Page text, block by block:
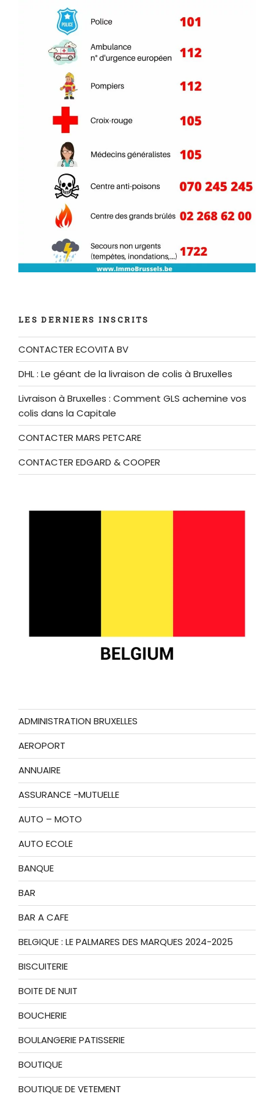
LES DERNIERS INSCRITS
CONTACTER ECOVITA BV
DHL : Le géant de la livraison de colis à Bruxelles
Livraison à Bruxelles : Comment GLS achemine vos
colis dans la Capitale
CONTACTER MARS PETCARE
CONTACTER EDGARD & COOPER
ADMINISTRATION BRUXELLES
AEROPORT
ANNUAIRE
ASSURANCE -MUTUELLE
AUTO – MOTO
AUTO ECOLE
BANQUE
BAR
BAR A CAFE
BELGIQUE : LE PALMARES DES MARQUES 2024-2025
BISCUITERIE
BOITE DE NUIT
BOUCHERIE
BOULANGERIE PATISSERIE
BOUTIQUE
BOUTIQUE DE VETEMENT